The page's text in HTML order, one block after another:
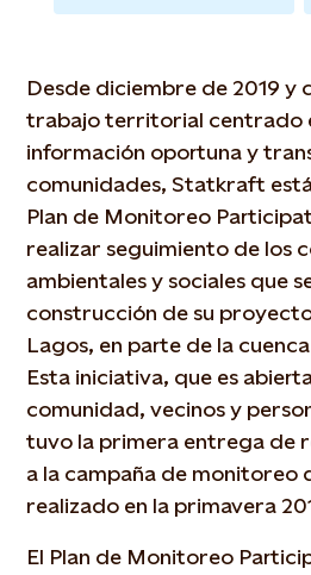
Desde diciembre de 2019 y
trabajo territorial centrado
información oportuna y
comunidades, Statkraft
Plan de Monitoreo
realizar seguimiento de los
ambientales y sociales que
construcción de su
Lagos, en parte de la
Esta iniciativa, que es
comunidad, vecinos y
tuvo la primera entrega de
a la campaña de monitoreo
realizado en la primavera
El Plan de Monitoreo